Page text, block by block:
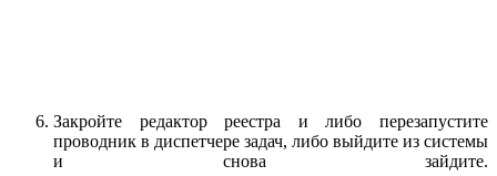
Закройте редактор реестра и либо перезапустите
проводник в диспетчере задач, либо выйдите из системы
и снова зайдите.